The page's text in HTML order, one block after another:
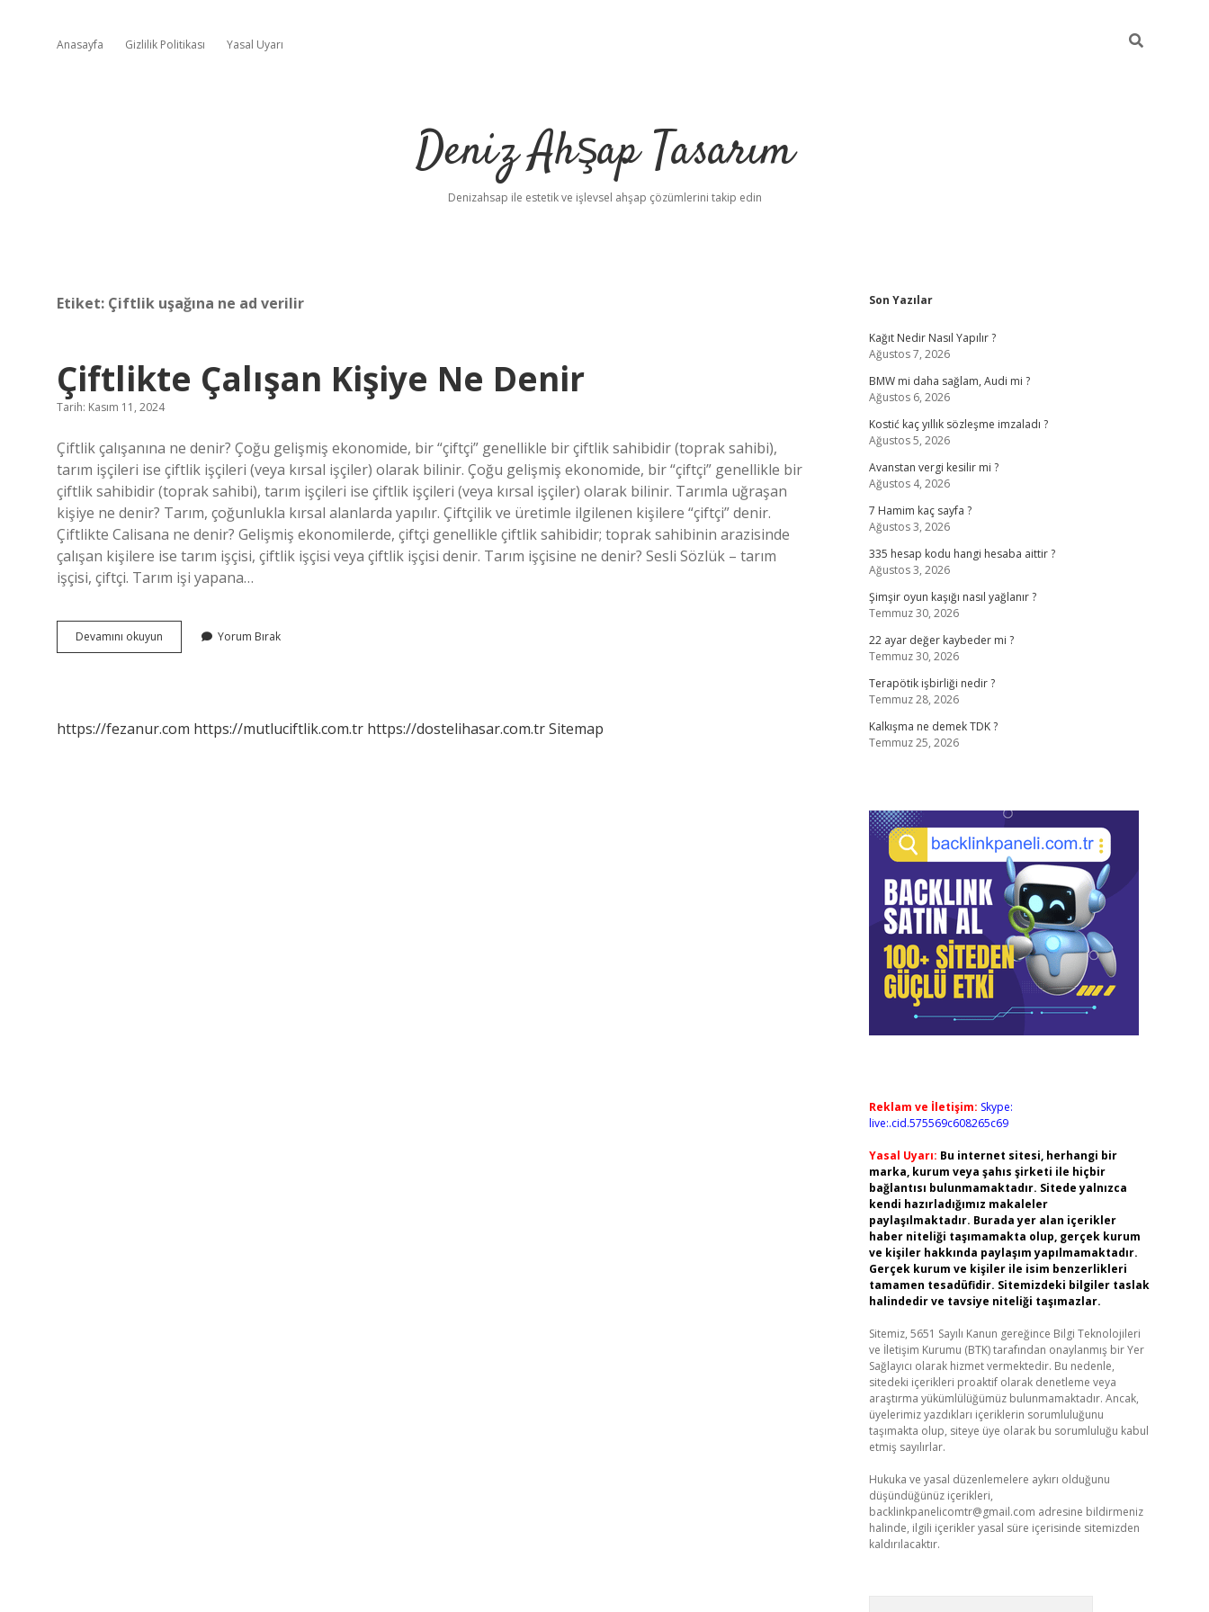
Anasayfa Gizlilik Politikası Yasal Uyarı
Deniz Ahşap Tasarım
Denizahsap ile estetik ve işlevsel ahşap çözümlerini takip edin
Etiket: Çiftlik uşağına ne ad verilir
Çiftlikte Çalışan Kişiye Ne Denir
Tarih: Kasım 11, 2024
Çiftlik çalışanına ne denir? Çoğu gelişmiş ekonomide, bir “çiftçi” genellikle bir çiftlik sahibidir (toprak sahibi),
tarım işçileri ise çiftlik işçileri (veya kırsal işçiler) olarak bilinir. Çoğu gelişmiş ekonomide, bir “çiftçi” genellikle bir
çiftlik sahibidir (toprak sahibi), tarım işçileri ise çiftlik işçileri (veya kırsal işçiler) olarak bilinir. Tarımla uğraşan
kişiye ne denir? Tarım, çoğunlukla kırsal alanlarda yapılır. Çiftçilik ve üretimle ilgilenen kişilere “çiftçi” denir.
Çiftlikte Calisana ne denir? Gelişmiş ekonomilerde, çiftçi genellikle çiftlik sahibidir; toprak sahibinin arazisinde
çalışan kişilere ise tarım işçisi, çiftlik işçisi veya çiftlik işçisi denir. Tarım işçisine ne denir? Sesli Sözlük – tarım
işçisi, çiftçi. Tarım işi yapana…
Devamını okuyun
Çalışan
Yorum Bırak
https://fezanur.com https://mutluciftlik.com.tr https://dostelihasar.com.trSitemap
Sidebar
Son Yazılar
Kağıt Nedir Nasıl Yapılır ?
Ağustos 7, 2026
BMW mi daha sağlam, Audi mi ?
Ağustos 6, 2026
Kostić kaç yıllık sözleşme imzaladı ?
Ağustos 5, 2026
Avanstan vergi kesilir mi ?
Ağustos 4, 2026
7 Hamim kaç sayfa ?
Ağustos 3, 2026
335 hesap kodu hangi hesaba aittir ?
Ağustos 3, 2026
Şimşir oyun kaşığı nasıl yağlanır ?
Temmuz 30, 2026
22 ayar değer kaybeder mi ?
Temmuz 30, 2026
Terapötik işbirliği nedir ?
Temmuz 28, 2026
Kalkışma ne demek TDK ?
Temmuz 25, 2026
Reklam ve İletişim: Skype:
live:.cid.575569c608265c69
Yasal Uyarı: Bu internet sitesi, herhangi bir
marka, kurum veya şahıs şirketi ile hiçbir
bağlantısı bulunmamaktadır. Sitede yalnızca
kendi hazırladığımız makaleler
paylaşılmaktadır. Burada yer alan içerikler
haber niteliği taşımamakta olup, gerçek kurum
ve kişiler hakkında paylaşım yapılmamaktadır.
Gerçek kurum ve kişiler ile isim benzerlikleri
tamamen tesadüfidir. Sitemizdeki bilgiler taslak
halindedir ve tavsiye niteliği taşımazlar.
Sitemiz, 5651 Sayılı Kanun gereğince Bilgi Teknolojileri
ve İletişim Kurumu (BTK) tarafından onaylanmış bir Yer
Sağlayıcı olarak hizmet vermektedir. Bu nedenle,
sitedeki içerikleri proaktif olarak denetleme veya
araştırma yükümlülüğümüz bulunmamaktadır. Ancak,
üyelerimiz yazdıkları içeriklerin sorumluluğunu
taşımakta olup, siteye üye olarak bu sorumluluğu kabul
etmiş sayılırlar.
Hukuka ve yasal düzenlemelere aykırı olduğunu
düşündüğünüz içerikleri,
backlinkpanelicomtr@gmail.com adresine bildirmeniz
halinde, ilgili içerikler yasal süre içerisinde sitemizden
kaldırılacaktır.